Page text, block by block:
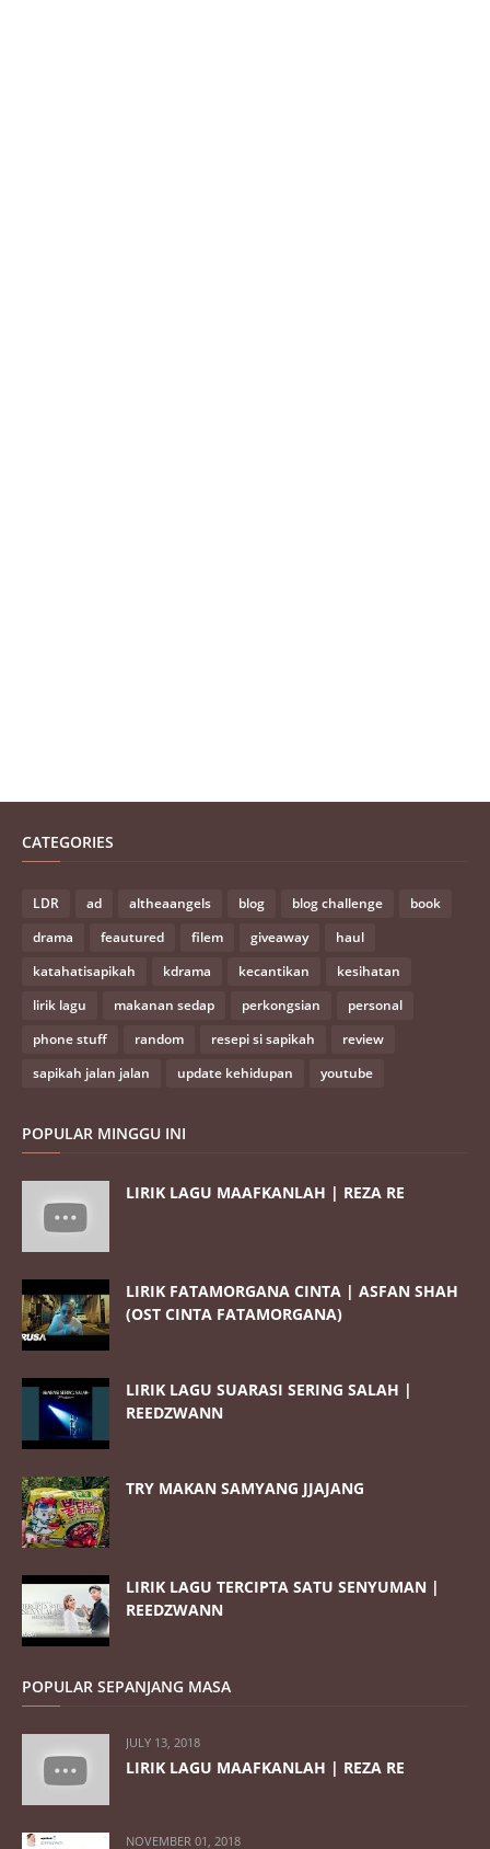
CATEGORIES
LDR ad altheaangels blog blog challenge
book
drama
feautured filem giveaway
haul
katahatisapikah
kdrama kecantikan
kesihatan
lirik lagu
makanan sedap perkongsian
personal
phone stuff
random resepi si sapikah
review
sapikah jalan jalan
update kehidupan youtube
POPULAR MINGGU INI
LIRIK LAGU MAAFKANLAH | REZA RE
LIRIK FATAMORGANA CINTA | ASFAN SHAH
(OST CINTA FATAMORGANA)
LIRIK LAGU SUARASI SERING SALAH |
REEDZWANN
TRY MAKAN SAMYANG JJAJANG
LIRIK LAGU TERCIPTA SATU SENYUMAN |
REEDZWANN
POPULAR SEPANJANG MASA
JULY 13, 2018
LIRIK LAGU MAAFKANLAH | REZA RE
NOVEMBER 01, 2018